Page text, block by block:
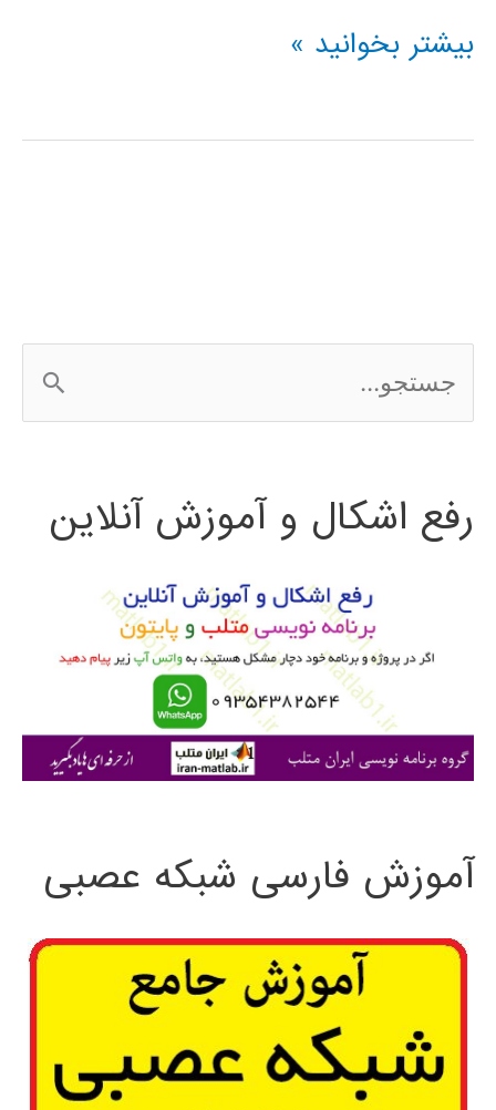
سیر
پیاز
بیشتر بخوانید »
س
ج
ی
رفع اشکال و آموزش آنلاین
آموزش فارسی شبکه عصبی